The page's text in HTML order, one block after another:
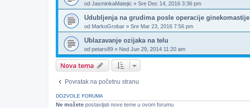
od JasminkaMatejic » Sre Dec 14, 2016 3:36 pm
Udubljenja na grudima posle operacije ginekomastije
od MarkoGrobar » Sre Mar 23, 2016 7:56 pm
Ublazavanje ozijaka na telu
od petars89 » Ned Jun 29, 2014 11:20 am
Nova tema
Povratak na početnu stranu
DOZVOLE FORUMA
Ne možete postavljati nove teme u ovom forumu